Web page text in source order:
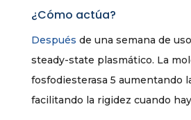
¿Cómo actúa?
Después de una semana de
steady-state plasmático. La
fosfodiesterasa 5 aumentando
facilitando la rigidez cuando